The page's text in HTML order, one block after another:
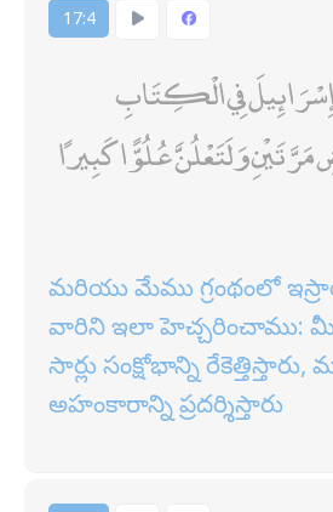
17:4
فِي الْكِتَابِ
وَلَتَعْلُنَّ عُلُوًّا كَبِيرًا
మరియు మేము గ్రంథంలో
వారిని ఇలా హెచ్చరించాము:
సార్లు సంక్షోభాన్ని
అహంకారాన్ని ప్రదర్శిస్తారు